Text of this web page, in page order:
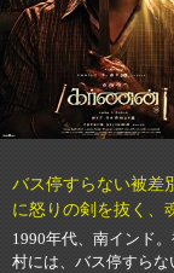
バス停すらない被差
に怒りの剣を抜く、
1990年代、南インド
村には、バス停すら